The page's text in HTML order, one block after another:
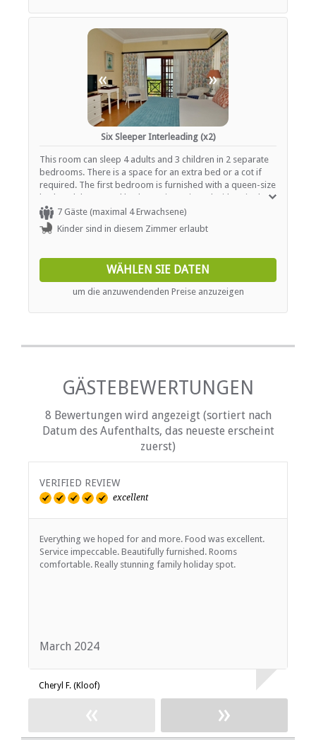
« »
Six Sleeper Interleading (x2)
This room can sleep 4 adults and 3 children in 2 separate
bedrooms. There is a space for an extra bed or a cot if
required. The first bedroom is furnished with a queen-size
bed, and the second bedroom is equipped with 4 single
beds. The bathroom is fitted with a shower and a bath. In
addition, each room contains air-conditioning, a TV with
selected DStv channels and tea- and coffee-making
7 Gäste (maximal 4 Erwachsene)
Kinder sind in diesem Zimmer erlaubt
WÄHLEN SIE DATEN
um die anzuwendenden Preise anzuzeigen
GÄSTEBEWERTUNGEN
8 Bewertungen wird angezeigt (sortiert nach
Datum des Aufenthalts, das neueste erscheint
zuerst)
VERIFIED REVIEW
excellent
Everything we hoped for and more. Food was excellent.
Service impeccable. Beautifully furnished. Rooms
comfortable. Really stunning family holiday spot.
March 2024
Cheryl F. (Kloof)
« »